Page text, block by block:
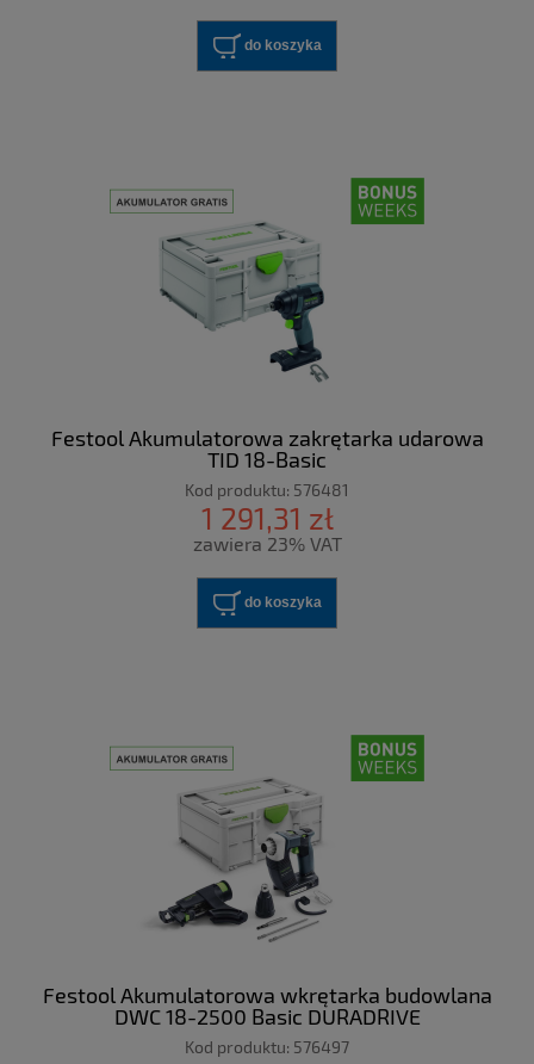
do koszyka
Festool Akumulatorowa zakrętarka udarowa
TID 18-Basic
Kod produktu: 576481
1 291,31 zł
zawiera 23% VAT
do koszyka
Festool Akumulatorowa wkrętarka budowlana
DWC 18-2500 Basic DURADRIVE
Kod produktu: 576497